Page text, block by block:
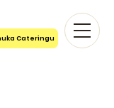
Cateringu